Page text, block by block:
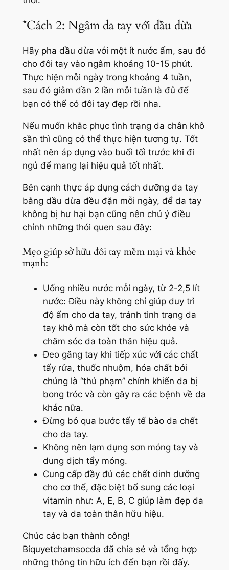
*Cách 2: Ngâm da tay với dầu dừa
Hãy pha dầu dừa với một ít nước ấm, sau đó
cho đôi tay vào ngâm khoảng 10-15 phút.
Thực hiện mỗi ngày trong khoảng 4 tuần,
sau đó giảm dần 2 lần mỗi tuần là đủ để
bạn có thể có đôi tay đẹp rồi nha.
Nếu muốn khắc phục tình trạng da chân khô
sần thì cũng có thể thực hiện tương tự. Tốt
nhất nên áp dụng vào buổi tối trước khi đi
ngủ để mang lại hiệu quả tốt nhất.
Bên cạnh thực áp dụng cách dưỡng da tay
bằng dầu dừa đều đặn mỗi ngày, để da tay
không bị hư hại bạn cũng nên chú ý điều
chỉnh những thói quen sau đây:
Mẹo giúp sở hữu đôi tay mềm mại và khỏe
mạnh:
Uống nhiều nước mỗi ngày, từ 2-2,5 lít
nước: Điều này không chỉ giúp duy trì
độ ẩm cho da tay, tránh tình trạng da
tay khô mà còn tốt cho sức khỏe và
chăm sóc da toàn thân hiệu quả.
Đeo găng tay khi tiếp xúc với các chất
tẩy rửa, thuốc nhuộm, hóa chất bởi
chúng là “thủ phạm” chính khiến da bị
bong tróc và còn gây ra các bệnh về da
khác nữa.
Đừng bỏ qua bước tẩy tế bào da chết
cho da tay.
Không nên lạm dụng sơn móng tay và
dung dịch tẩy móng.
Cung cấp đầy đủ các chất dinh dưỡng
cho cơ thể, đặc biệt bổ sung các loại
vitamin như: A, E, B, C giúp làm đẹp da
tay và da toàn thân hữu hiệu.
Chúc các bạn thành công!
Biquyetchamsocda đã chia sẻ và tổng hợp
những thông tin hữu ích đến bạn rồi đấy.